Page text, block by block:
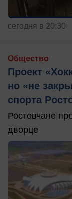
сегодня в 20:30
Общество
Проект
но «не
спорта
Ростовчане
дворце